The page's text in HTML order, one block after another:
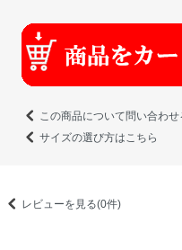
この商品について問い合わせ
サイズの選び方はこちら
レビューを見る(0件)